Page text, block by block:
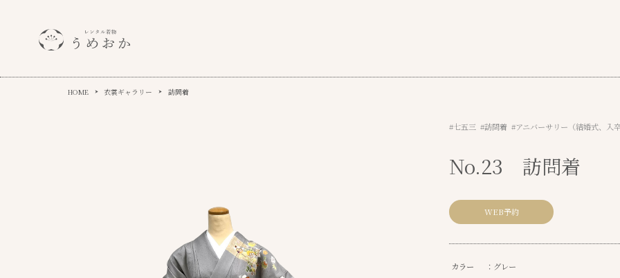
HOME 衣裳ギャラリー 訪問着
#七五三 #訪問着 #アニバーサリー（結婚式、入
No.23 訪問着
WEB予約
カラー
：グレー